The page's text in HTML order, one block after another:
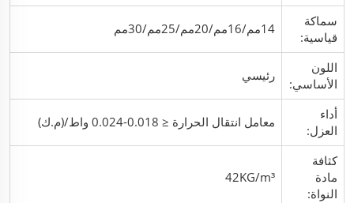
سماكة
قياسية:
14مم/16مم/20مم/25مم/30مم
اللون
الأساسي:
رئيسي
أداء
العزل:
معامل انتقال الحرارة ≤ 0.018-0.024 واط/(م.ك)
كثافة
مادة
النواة:
42KG/m³